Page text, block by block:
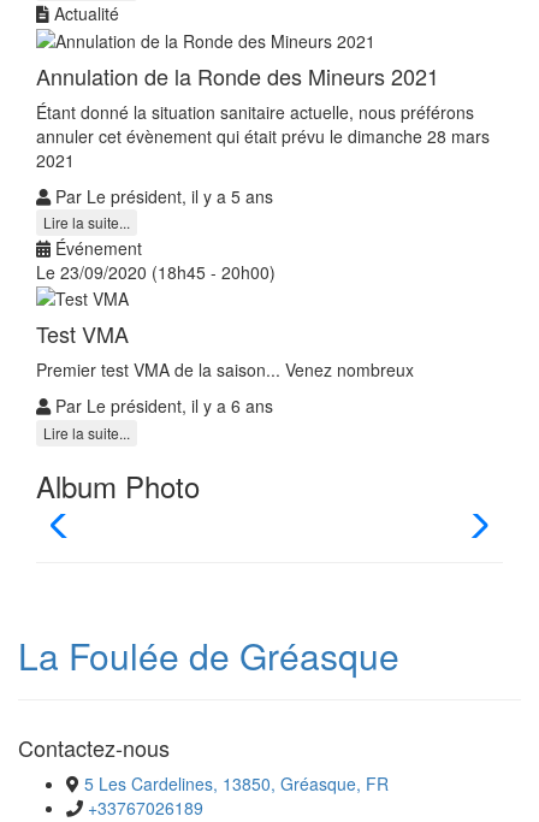
Actualité
Annulation de la Ronde des Mineurs 2021
Étant donné la situation sanitaire actuelle, nous préférons
annuler cet évènement qui était prévu le dimanche 28 mars
2021
Par Le président, il y a 5 ans
Lire la suite...
Événement
Le 23/09/2020 (18h45 - 20h00)
Test VMA
Premier test VMA de la saison... Venez nombreux
Par Le président, il y a 6 ans
Lire la suite...
Album Photo
La Foulée de Gréasque
Contactez-nous
5 Les Cardelines, 13850, Gréasque, FR
+33767026189